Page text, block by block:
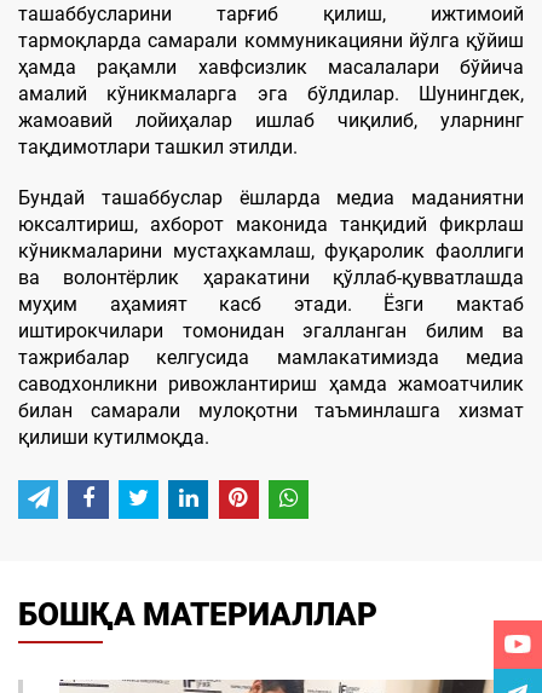
ташаббусларини тарғиб қилиш, ижтимоий
тармоқларда самарали коммуникацияни йўлга қўйиш
ҳамда рақамли хавфсизлик масалалари бўйича
амалий кўникмаларга эга бўлдилар. Шунингдек,
жамоавий лойиҳалар ишлаб чиқилиб, уларнинг
тақдимотлари ташкил этилди.
Бундай ташаббуслар ёшларда медиа маданиятни
юксалтириш, ахборот маконида танқидий фикрлаш
кўникмаларини мустаҳкамлаш, фуқаролик фаоллиги
ва волонтёрлик ҳаракатини қўллаб-қувватлашда
муҳим аҳамият касб этади. Ёзги мактаб
иштирокчилари томонидан эгалланган билим ва
тажрибалар келгусида мамлакатимизда медиа
саводхонликни ривожлантириш ҳамда жамоатчилик
билан самарали мулоқотни таъминлашга хизмат
қилиши кутилмоқда.
БОШҚА МАТЕРИАЛЛАР